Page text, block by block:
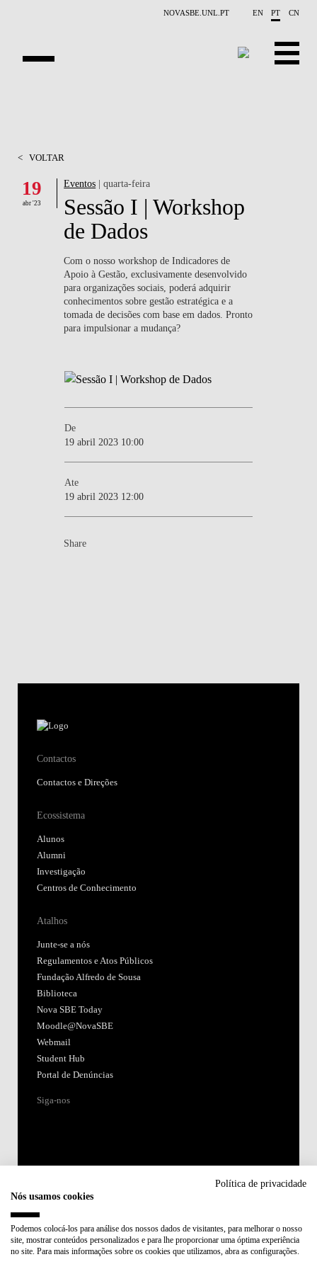
NOVASBE.UNL.PT EN PT CN
PROJETOS
CONTACTOS
EVENTOS
PUBLICAÇÕES
< VOLTAR
19
abr '23
Eventos | quarta-feira
Sessão I | Workshop
de Dados
Com o nosso workshop de Indicadores de
Apoio à Gestão, exclusivamente desenvolvido
para organizações sociais, poderá adquirir
conhecimentos sobre gestão estratégica e a
tomada de decisões com base em dados. Pronto
para impulsionar a mudança?
De
19 abril 2023 10:00
Ate
19 abril 2023 12:00
Share
Contactos
Contactos e Direções
Ecossistema
Alunos
Alumni
Investigação
Centros de Conhecimento
Atalhos
Junte-se a nós
Regulamentos e Atos Públicos
Fundação Alfredo de Sousa
Biblioteca
Nova SBE Today
Moodle@NovaSBE
Webmail
Student Hub
Portal de Denúncias
Siga-nos
Membro de:
Política de privacidade
Nós usamos cookies
Podemos colocá-los para análise dos nossos dados de visitantes, para melhorar o nosso
site, mostrar conteúdos personalizados e para lhe proporcionar uma óptima experiência
no site. Para mais informações sobre os cookies que utilizamos, abra as configurações.